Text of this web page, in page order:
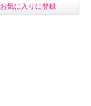
お気に入りに登録